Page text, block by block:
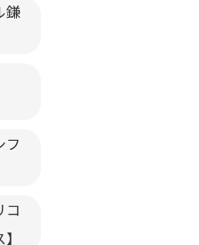
鎌
フ
コ